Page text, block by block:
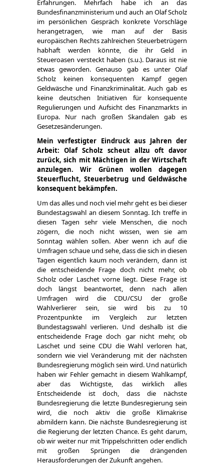
Erfahrungen. Mehrfach habe ich an das
Bundesfinanzministerium und auch an Olaf Scholz
im persönlichen Gespräch konkrete Vorschläge
herangetragen, wie man auf der Basis
europäischen Rechts zahlreichen Steuerbetrügern
habhaft werden könnte, die ihr Geld in
Steueroasen versteckt haben (s.u.). Daraus ist nie
etwas geworden. Genauso gab es unter Olaf
Scholz keinen konsequenten Kampf gegen
Geldwäsche und Finanzkriminalität. Auch gab es
keine deutschen Initiativen für konsequente
Regulierungen und Aufsicht des Finanzmarkts in
Europa. Nur nach großen Skandalen gab es
Gesetzesänderungen.
Mein verfestigter Eindruck aus Jahren der
Arbeit: Olaf Scholz scheut allzu oft davor
zurück, sich mit Mächtigen in der Wirtschaft
anzulegen. Wir Grünen wollen dagegen
Steuerflucht, Steuerbetrug und Geldwäsche
konsequent bekämpfen.
Um das alles und noch viel mehr geht es bei dieser
Bundestagswahl an diesem Sonntag. Ich treffe in
diesen Tagen sehr viele Menschen, die noch
zögern, die noch nicht wissen, wen sie am
Sonntag wählen sollen. Aber wenn ich auf die
Umfragen schaue und sehe, dass die sich in diesen
Tagen eigentlich kaum noch verändern, dann ist
die entscheidende Frage doch nicht mehr, ob
Scholz oder Laschet vorne liegt. Diese Frage ist
doch längst beantwortet, denn nach allen
Umfragen wird die CDU/CSU der große
Wahlverlierer sein, sie wird bis zu 10
Prozentpunkte im Vergleich zur letzten
Bundestagswahl verlieren. Und deshalb ist die
entscheidende Frage doch gar nicht mehr, ob
Laschet und seine CDU die Wahl verloren hat,
sondern wie viel Veränderung mit der nächsten
Bundesregierung möglich sein wird. Und natürlich
haben wir Fehler gemacht in diesem Wahlkampf,
aber das Wichtigste, das wirklich alles
Entscheidende ist doch, dass die nächste
Bundesregierung die letzte Bundesregierung sein
wird, die noch aktiv die große Klimakrise
abmildern kann. Die nächste Bundesregierung ist
die Regierung der letzten Chance. Es geht darum,
ob wir weiter nur mit Trippelschritten oder endlich
mit großen Sprüngen die drängenden
Herausforderungen der Zukunft angehen.